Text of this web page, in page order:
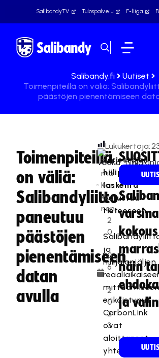
SalibandyTV Tulospalvelu F-liiga
Salibandy.fi
Uutiset
Toimenpiteillä on väliä:
päästöjen pienentämiseen
Toimenpiteillä
on väliä:
Salibandyliitto
paneutuu
päästöjen
pienentämiseen
datan
avulla
Ti
mo
Kan
kku
nen
2
0
.
0
6
.
2
0
2
3
Lukukertoja:
Järjestöjen
laskenta
perustuu
tieteeseen.
ja
hiilijalanjäljen
erikoistunut
CarbonLink
ovat
aloittaneet
yhteistyön,
kokous
näin
ja